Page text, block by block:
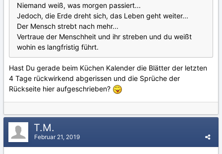
Niemand weiß, was morgen passiert...
Jedoch, die Erde dreht sich, das Leben geht weiter...
Der Mensch strebt nach mehr...
Vertraue der Menschheit und ihr streben und du weißt
wohin es langfristig führt.
Hast Du gerade beim Küchen Kalender die Blätter der letzten
4 Tage rückwirkend abgerissen und die Sprüche der
Rückseite hier aufgeschrieben?
T.M.
Februar 21, 2019